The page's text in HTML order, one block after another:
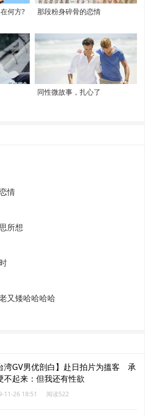
何方? 那段粉身碎骨的恋情
同性微故事，扎心了
情
所想
又矮哈哈哈哈
湾GV男优剖白】赴日拍片为搵客 承
不起来：但我还有性欲
11-26 18:51 阅读522